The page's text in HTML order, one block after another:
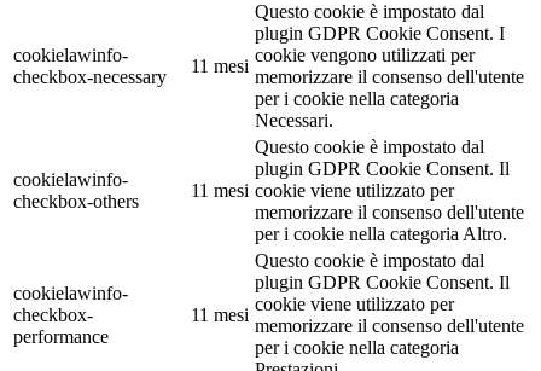
cookielawinfo-
checkbox-necessary
11 mesi
Questo cookie è impostato dal
plugin GDPR Cookie Consent. I
cookie vengono utilizzati per
memorizzare il consenso dell'utente
per i cookie nella categoria
Necessari.
cookielawinfo-
checkbox-others
11 mesi
Questo cookie è impostato dal
plugin GDPR Cookie Consent. Il
cookie viene utilizzato per
memorizzare il consenso dell'utente
per i cookie nella categoria Altro.
cookielawinfo-
checkbox-
performance
11 mesi
Questo cookie è impostato dal
plugin GDPR Cookie Consent. Il
cookie viene utilizzato per
memorizzare il consenso dell'utente
per i cookie nella categoria